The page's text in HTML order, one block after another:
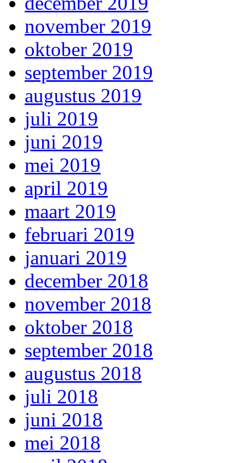
november 2019
oktober 2019
september 2019
augustus 2019
juli 2019
juni 2019
mei 2019
april 2019
maart 2019
februari 2019
januari 2019
december 2018
november 2018
oktober 2018
september 2018
augustus 2018
juli 2018
juni 2018
mei 2018